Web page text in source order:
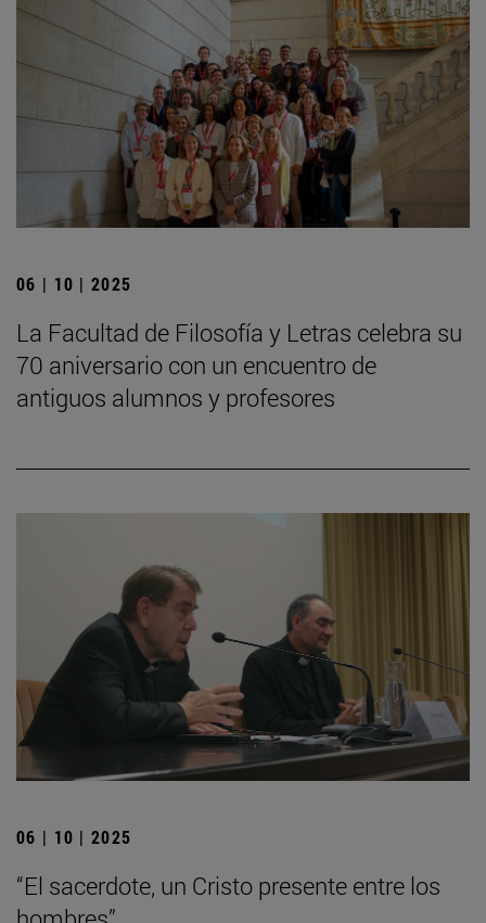
06 | 10 | 2025
La Facultad de Filosofía y Letras celebra su
70 aniversario con un encuentro de
antiguos alumnos y profesores
06 | 10 | 2025
“El sacerdote, un Cristo presente entre los